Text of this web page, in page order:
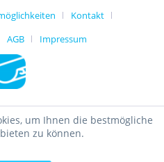
Kontakt
AGB Impressum
um Ihnen die bestmögliche
zu können.